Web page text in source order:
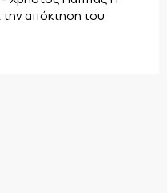
απόκτηση του